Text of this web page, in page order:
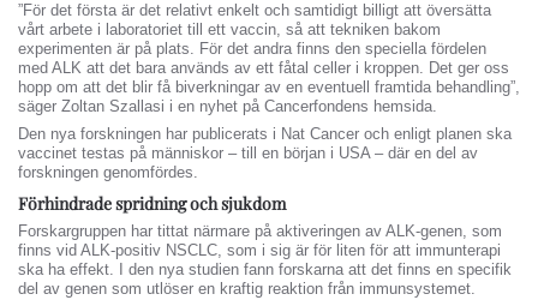
”För det första är det relativt enkelt och samtidigt billigt att översätta
vårt arbete i laboratoriet till ett vaccin, så att tekniken bakom
experimenten är på plats. För det andra finns den speciella fördelen
med ALK att det bara används av ett fåtal celler i kroppen. Det ger oss
hopp om att det blir få biverkningar av en eventuell framtida behandling”,
säger Zoltan Szallasi i en nyhet på Cancerfondens hemsida.
Den nya forskningen har publicerats i Nat Cancer och enligt planen ska
vaccinet testas på människor – till en början i USA – där en del av
forskningen genomfördes.
Förhindrade spridning och sjukdom
Forskargruppen har tittat närmare på aktiveringen av ALK-genen, som
finns vid ALK-positiv NSCLC, som i sig är för liten för att immunterapi
ska ha effekt. I den nya studien fann forskarna att det finns en specifik
del av genen som utlöser en kraftig reaktion från immunsystemet.